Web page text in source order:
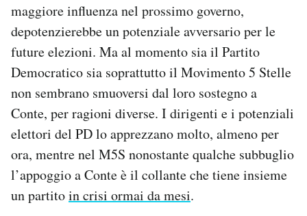
maggiore influenza nel prossimo governo,
depotenzierebbe un potenziale avversario per le
future elezioni. Ma al momento sia il Partito
Democratico sia soprattutto il Movimento 5 Stelle
non sembrano smuoversi dal loro sostegno a
Conte, per ragioni diverse. I dirigenti e i potenziali
elettori del PD lo apprezzano molto, almeno per
ora, mentre nel M5S nonostante qualche subbuglio
l’appoggio a Conte è il collante che tiene insieme
un partitoin crisi ormai da mesi.